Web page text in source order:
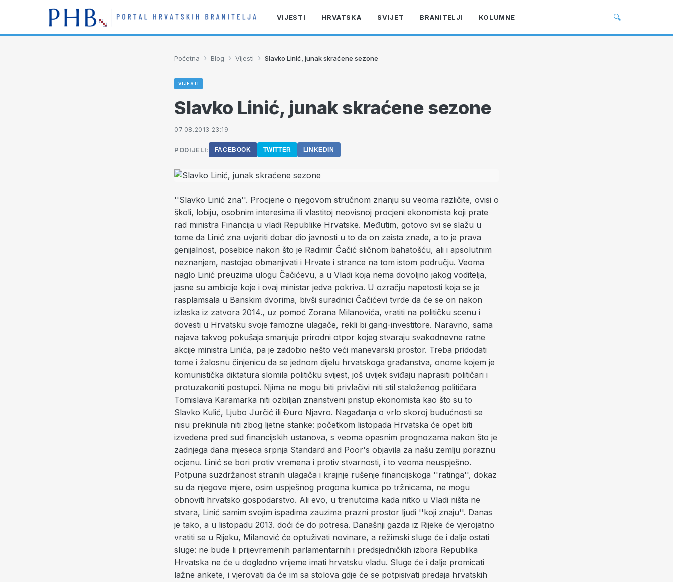
VIJESTI HRVATSKA SVIJET BRANITELJI KOLUMNE 🔍
Početna › Blog › Vijesti › Slavko Linić, junak skraćene sezone
VIJESTI
Slavko Linić, junak skraćene sezone
07.08.2013 23:19
PODIJELI: FACEBOOK TWITTER LINKEDIN
''Slavko Linić zna''. Procjene o njegovom stručnom znanju su veoma različite, ovisi o
školi, lobiju, osobnim interesima ili vlastitoj neovisnoj procjeni ekonomista koji prate
rad ministra Financija u vladi Republike Hrvatske. Međutim, gotovo svi se slažu u
tome da Linić zna uvjeriti dobar dio javnosti u to da on zaista znade, a to je prava
genijalnost, posebice nakon što je Radimir Čačić sličnom bahatošću, ali i apsolutnim
neznanjem, nastojao obmanjivati i Hrvate i strance na tom istom području. Veoma
naglo Linić preuzima ulogu Čačićevu, a u Vladi koja nema dovoljno jakog voditelja,
jasne su ambicije koje i ovaj ministar jedva pokriva. U ozračju napetosti koja se je
rasplamsala u Banskim dvorima, bivši suradnici Čačićevi tvrde da će se on nakon
izlaska iz zatvora 2014., uz pomoć Zorana Milanovića, vratiti na političku scenu i
dovesti u Hrvatsku svoje famozne ulagače, rekli bi gang-investitore. Naravno, sama
najava takvog pokušaja smanjuje prirodni otpor kojeg stvaraju svakodnevne ratne
akcije ministra Linića, pa je zadobio nešto veći manevarski prostor. Treba pridodati
tome i žalosnu činjenicu da se jednom dijelu hrvatskoga građanstva, onome kojem je
komunistička diktatura slomila političku svijest, još uvijek sviđaju naprasiti političari i
protuzakoniti postupci. Njima ne mogu biti privlačivi niti stil staloženog političara
Tomislava Karamarka niti ozbiljan znanstveni pristup ekonomista kao što su to
Slavko Kulić, Ljubo Jurčić ili Đuro Njavro. Nagađanja o vrlo skoroj budućnosti se
nisu prekinula niti zbog ljetne stanke: početkom listopada Hrvatska će opet biti
izvedena pred sud financijskih ustanova, s veoma opasnim prognozama nakon što je
zadnjega dana mjeseca srpnja Standard and Poor's objavila za našu zemlju poraznu
ocjenu. Linić se bori protiv vremena i protiv stvarnosti, i to veoma neuspješno.
Potpuna suzdržanost stranih ulagača i krajnje rušenje financijskoga ''ratinga'', dokaz
su da njegove mjere, osim uspješnog progona kumica po tržnicama, ne mogu
obnoviti hrvatsko gospodarstvo. Ali evo, u trenutcima kada nitko u Vladi ništa ne
stvara, Linić samim svojim ispadima zauzima prazni prostor ljudi ''koji znaju''. Danas
je tako, a u listopadu 2013. doći će do potresa. Današnji gazda iz Rijeke će vjerojatno
vratiti se u Rijeku, Milanović će optuživati novinare, a režimski sluge će i dalje ostati
sluge: ne bude li prijevremenih parlamentarnih i predsjedničkih izbora Republika
Hrvatska ne će u dogledno vrijeme imati hrvatsku vladu. Sluge će i dalje promicati
lažne ankete, i vjerovati da će im sa stolova gdje će se potpisivati predaja hrvatskih